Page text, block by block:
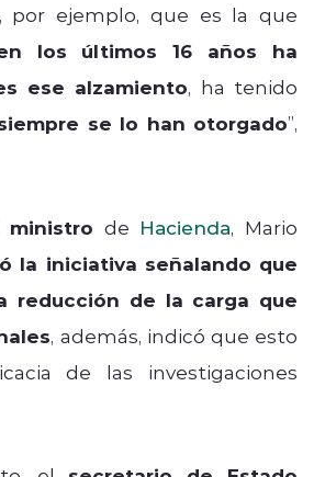
, por ejemplo, que es la que
los últimos 16 años ha
ese alzamiento, ha tenido
se lo han otorgado”,
ministro de Hacienda, Mario
la iniciativa señalando que
reducción de la carga que
, además, indicó que esto
de las investigaciones